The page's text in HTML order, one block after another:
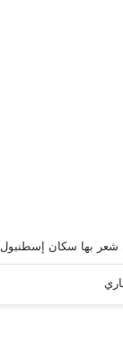
شعر بها سكان إسطنبول